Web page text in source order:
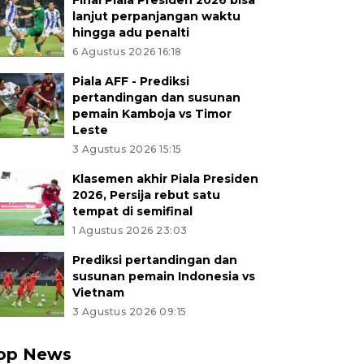
lanjut perpanjangan waktu
hingga adu penalti
6 Agustus 2026 16:18
Piala AFF - Prediksi
pertandingan dan susunan
pemain Kamboja vs Timor
Leste
3 Agustus 2026 15:15
Klasemen akhir Piala Presiden
2026, Persija rebut satu
tempat di semifinal
1 Agustus 2026 23:03
Prediksi pertandingan dan
susunan pemain Indonesia vs
Vietnam
3 Agustus 2026 09:15
News